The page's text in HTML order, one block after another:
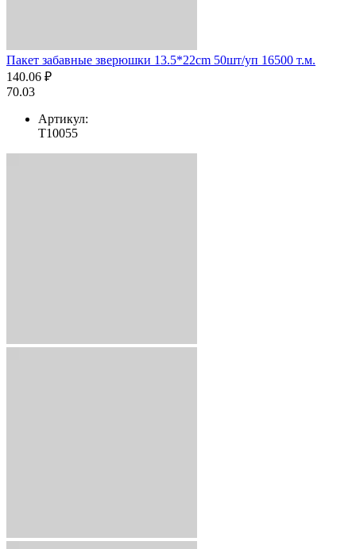
Пакет забавные зверюшки 13.5*22cm 50шт/уп 16500 т.м.
140.06 ₽
70.03
Артикул:
T10055